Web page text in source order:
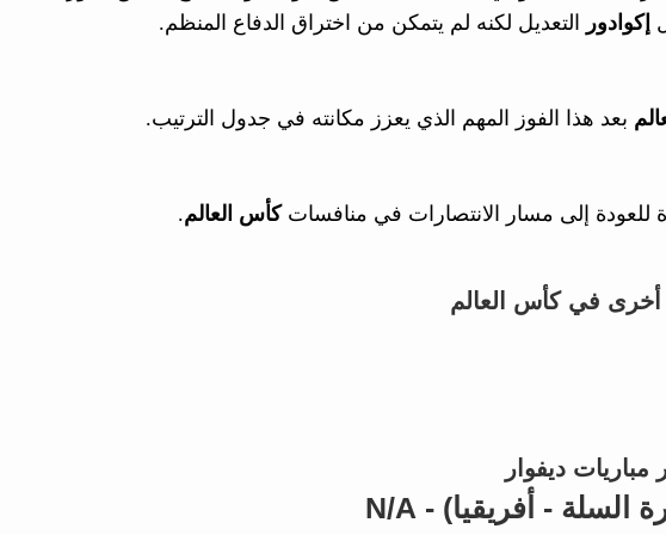
إكوادور التعديل لكنه لم يتمكن من اختراق الدفاع المنظم.
بعد هذا الفوز المهم الذي يعزز مكانته في جدول الترتيب.
للعودة إلى مسار الانتصارات في منافساتكأس العالم.
أخرى في كأس العالم
مباريات ديفوار